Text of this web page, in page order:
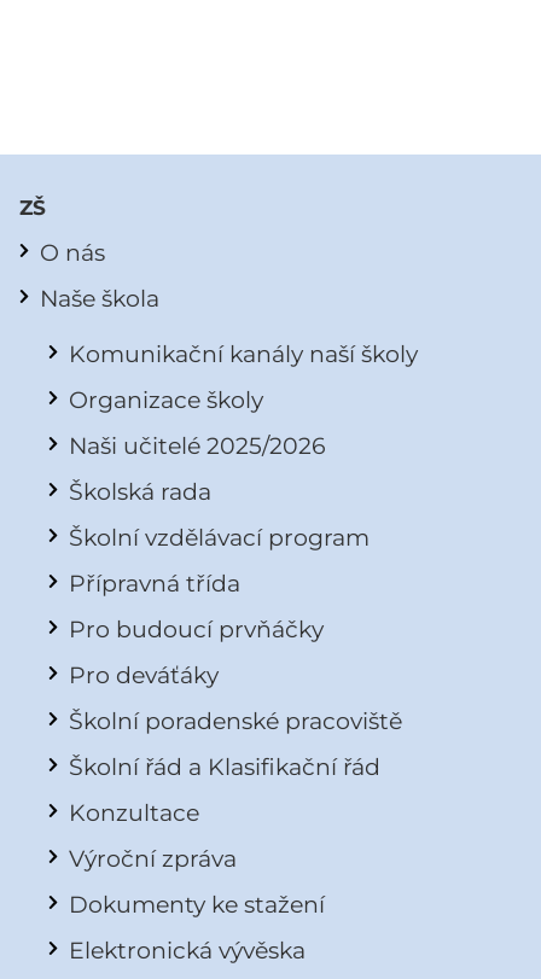
ZŠ
O nás
Naše škola
Komunikační kanály naší školy
Organizace školy
Naši učitelé 2025/2026
Školská rada
Školní vzdělávací program
Přípravná třída
Pro budoucí prvňáčky
Pro deváťáky
Školní poradenské pracoviště
Školní řád a Klasifikační řád
Konzultace
Výroční zpráva
Dokumenty ke stažení
Elektronická vývěska